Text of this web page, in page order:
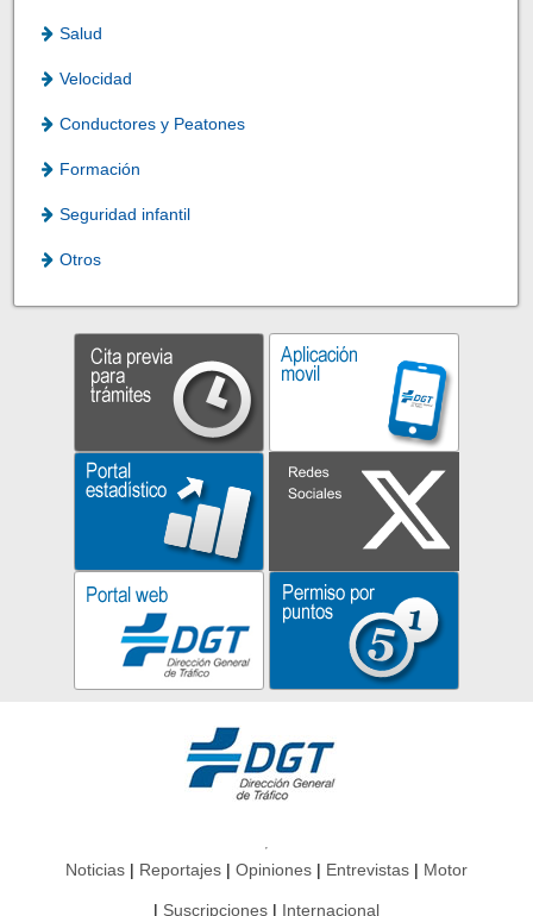
Salud
Velocidad
Conductores y Peatones
Formación
Seguridad infantil
Otros
Noticias Reportajes Opiniones Entrevistas Motor
Suscripciones Internacional